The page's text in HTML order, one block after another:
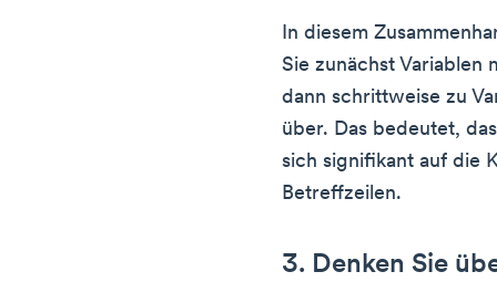
In diesem
Sie zunächst Variablen
dann schrittweise zu
über. Das bedeutet,
sich signifikant auf die
Betreffzeilen.
3. Denken Sie